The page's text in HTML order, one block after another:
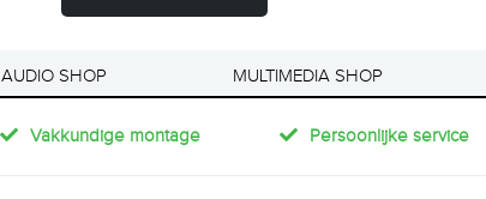
AUDIO SHOP MULTIMEDIA SHOP
Vakkundige montage Persoonlijke service